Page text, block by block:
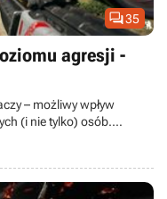
35
agresji -
– możliwy wpływ
(i nie tylko) osób.
wreszcie dają